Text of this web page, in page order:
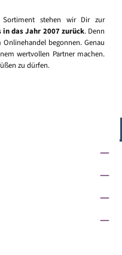
Sortiment stehen wir Dir zur
das Jahr 2007 zurück. Denn
begonnen. Genau
wertvollen Partner machen.
zu dürfen.